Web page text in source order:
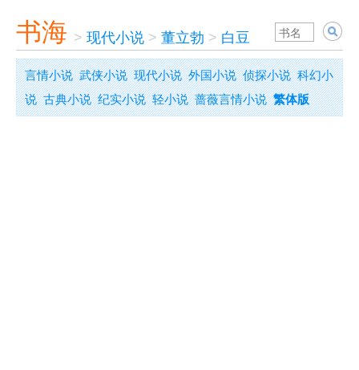
书海 > 现代小说 > 董立勃 > 白豆
言情小说 武侠小说 现代小说 外国小说 侦探小说 科幻小
说 古典小说 纪实小说 轻小说 蔷薇言情小说 繁体版